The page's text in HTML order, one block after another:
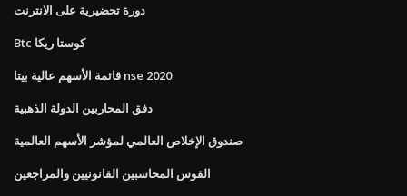
دورة تحضيرية على الانترنت
Btc كوستا ريكا
قائمة الأسهم عالية بيتا nse 2020
دفق المحاربين الدولة الذهبية
صندوق الإخلاص العالمي لمؤشر الأسهم العالمية
القوس المحاسبين القانونيين والمراجعين